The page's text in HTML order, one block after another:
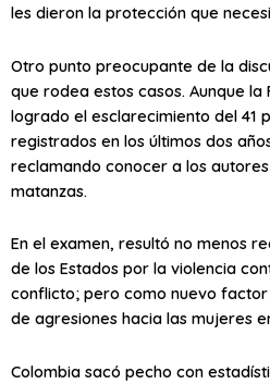
les dieron la protección que
Otro punto preocupante de la
que rodea estos casos. Aunque
logrado el esclarecimiento del 41
registrados en los últimos dos
reclamando conocer a los
matanzas.
En el examen, resultó no menos
de los Estados por la violencia
conflicto; pero como nuevo
de agresiones hacia las mujeres
Colombia sacó pecho con